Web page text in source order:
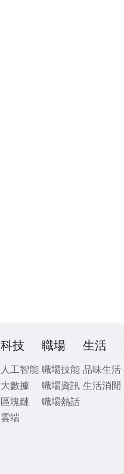
科技
人工智能
大數據
區塊鏈
雲端
職場
職場技能
職場資訊
職場熱話
生活
品味生活
生活消閒